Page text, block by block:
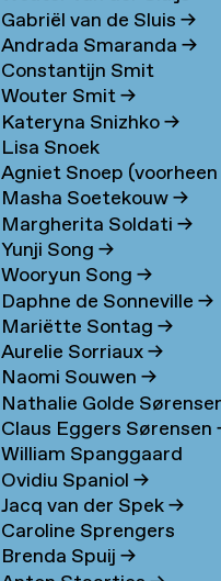
Gabriël van de Sluis→
Andrada Smaranda→
Constantijn Smit
Wouter Smit→
Kateryna Snizhko→
Lisa Snoek
Agniet Snoep (voorheen
Meijerman)→
Masha Soetekouw→
Margherita Soldati→
Yunji Song→
Wooryun Song→
Daphne de Sonneville→
Mariëtte Sontag→
Aurelie Sorriaux→
Naomi Souwen→
Nathalie Golde
→
Claus Eggers Sørensen
William Spanggaard
Nielsen→
Ovidiu Spaniol→
Jacq van der Spek→
Caroline Sprengers
Brenda Spuij→